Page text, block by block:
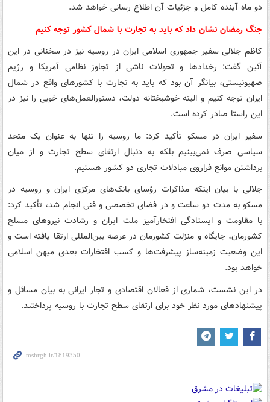
دو ماه آینده کامل و جزئیات آن اطلاع رسانی خواهد شد.
جنگ رمضان نشان داد که باید به تجارت با شمال کشور توجه کنیم
کاظم جلالی سفیر جمهوری اسلامی ایران در روسیه نیز در سخنانی در این
آئین گفت: رخدادها و تحولات ناشی از تجاوز نظامی آمریکا و رژیم
صهیونیستی، بیانگر آن بود که باید به تجارت با کشورهای واقع در شمال
ایران توجه کنیم و البته خوشبختانه دولت، دستورالعمل‌های خوبی را نیز در
این راستا صادر کرده است.
سفیر ایران در مسکو تأکید کرد:‌ ما روسیه را تنها به عنوان یک متحد
سیاسی صرف نمی‌بینیم بلکه به دنبال ارتقای سطح تجارت و از میان
برداشتن موانع فراروی مبادلات تجاری دو کشور هستیم.
جلالی با بیان اینکه مذاکرات رؤسای بانک‌های مرکزی ایران و روسیه در
مسکو به مدت دو ساعت و در فضای تخصصی و فنی انجام شد، تأکید کرد:
با مقاومت و ایستادگی افتخارآمیز ملت ایران و رشادت نیروهای مسلح
کشورمان، جایگاه و منزلت کشورمان در عرصه بین‌المللی ارتقا یافته است و
این وضعیت زمینه‌ساز پیشرفت‌ها و کسب افتخارات بعدی میهن اسلامی
خواهد بود.
در این نشست، شماری از فعالان اقتصادی و تجار ایرانی به بیان مسائل و
پیشنهادهای مورد نظر خود برای ارتقای سطح تجارت با روسیه پرداختند.